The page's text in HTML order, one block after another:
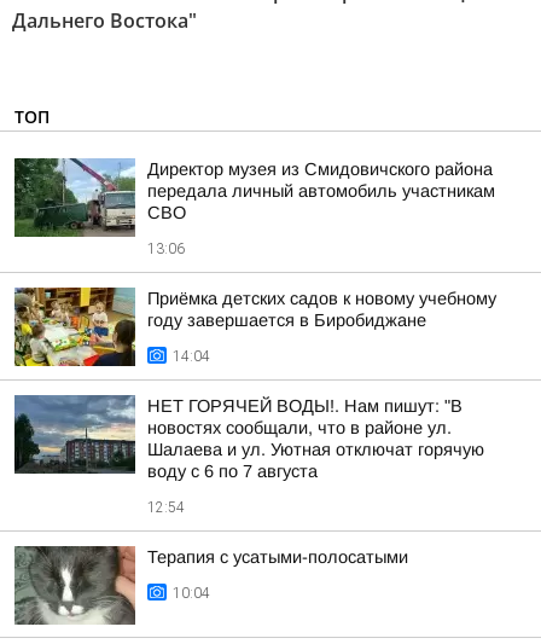
Дальнего Востока"
ТОП
Директор музея из Смидовичского района
передала личный автомобиль участникам
СВО
13:06
Приёмка детских садов к новому учебному
году завершается в Биробиджане
14:04
НЕТ ГОРЯЧЕЙ ВОДЫ!. Нам пишут: "В
новостях сообщали, что в районе ул.
Шалаева и ул. Уютная отключат горячую
воду с 6 по 7 августа
12:54
Терапия с усатыми-полосатыми
10:04